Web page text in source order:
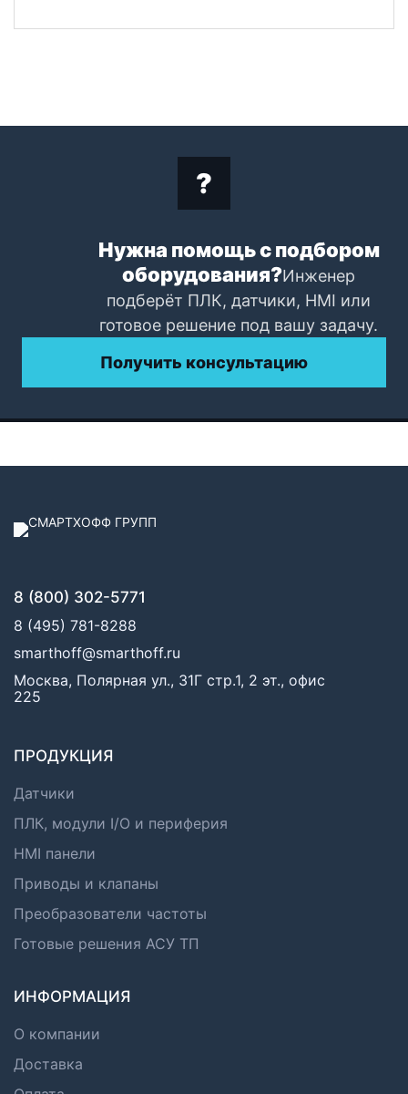
Нужна помощь с подбором
оборудования?Инженер
подберёт ПЛК, датчики, HMI или
готовое решение под вашу задачу.
Получить консультацию
8 (800) 302-5771
8 (495) 781-8288
smarthoff@smarthoff.ru
Москва, Полярная ул., 31Г стр.1, 2 эт., офис
225
ПРОДУКЦИЯ
Датчики
ПЛК, модули I/O и периферия
HMI панели
Приводы и клапаны
Преобразователи частоты
Готовые решения АСУ ТП
ИНФОРМАЦИЯ
О компании
Доставка